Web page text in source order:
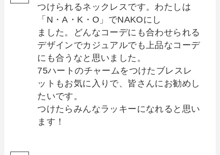
つけられるネックレスです。わたしは
「N・A・K・O」でNAKOにし
ました。どんなコーデにも合わせられる
デザインでカジュアルでも上品なコーデ
にも合うなと思いました。
75ハートのチャームをつけたブレスレ
ットもお気に入りで、皆さんにお勧めし
たいです。
つけたらみんなラッキーになれると思い
ます！